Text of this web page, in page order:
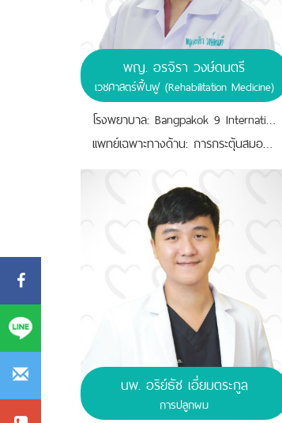
พญ. อรจิรา วงษ์ดนตรี
เวชศาสตร์ฟื้นฟู (Rehabilitation Medicine)
โรงพยาบาล: Bangpakok 9 International Hospital
เเพทย์เฉพาะทางด้าน: การกระตุ้นสมองเเละกล้ามเนื้อด้วยอุปกรณ์แม่เหล็กไฟฟ้า,การตรวจเเละวินิจฉัยการทำงานของเส้นประสาท,การฝังเข็มเเบบตะวันตก อาการปวดกล้ามเนื้อ (office syndrome),การฟื้นฟูผู้ป่วย อัมพฤกษ์ อัมพาต,การฟื้นฟูหลังผ่าตัด การฟื้นฟูหลังการบาดเจ็บของกล้ามเนื้อและเส้นประสาท
นพ. อริย์ธัช เอี่ยมตระกูล
การปลูกผม